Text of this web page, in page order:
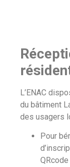
L’ENAC
du bâtiment
des usagers
Pour